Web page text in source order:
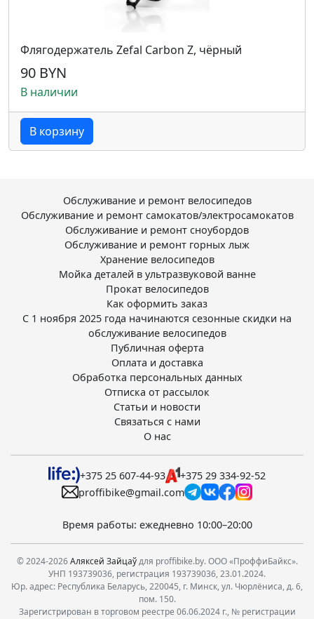
Флягодержатель Zefal Carbon Z, чёрный
90 BYN
В наличии
В корзину
Обслуживание и ремонт велосипедов
Обслуживание и ремонт самокатов/электросамокатов
Обслуживание и ремонт сноубордов
Обслуживание и ремонт горных лыж
Хранение велосипедов
Мойка деталей в ультразвуковой ванне
Прокат велосипедов
Как оформить заказ
С 1 ноября 2025 года начинаются сезонные скидки на
обслуживание велосипедов
Публичная оферта
Оплата и доставка
Обработка персональных данных
Отписка от рассылок
Статьи и новости
Связаться с нами
О нас
+375 25 607-44-93
+375 29 334-92-52
proffibike@gmail.com
Время работы: ежедневно 10:00–20:00
© 2024-2026Аляксей Зайцаўдля proffibike.by. ООО «ПроффиБайкс».
УНП 193739036, регистрация 193739036, 23.01.2024.
Юр. адрес: Республика Беларусь, 220045, г. Минск, ул. Чюрлёниса, д. 6,
пом. 150.
Зарегистрирован в торговом реестре 06.06.2024 г., № регистрации